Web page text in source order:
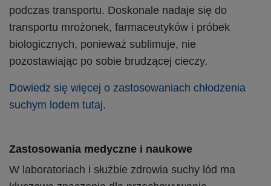
podczas transportu. Doskonale nadaje się do
transportu mrożonek, farmaceutyków i próbek
biologicznych, ponieważ sublimuje, nie
pozostawiając po sobie brudzącej cieczy.
Dowiedz się więcej o zastosowaniach chłodzenia
suchym lodem tutaj.
Zastosowania medyczne i naukowe
W laboratoriach i służbie zdrowia suchy lód ma